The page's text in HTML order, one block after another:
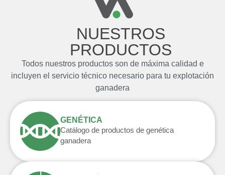
NUESTROS
PRODUCTOS
Todos nuestros productos son de máxima calidad e
incluyen el servicio técnico necesario para tu explotación
ganadera
GENÉTICA
Catálogo de productos de genética
ganadera